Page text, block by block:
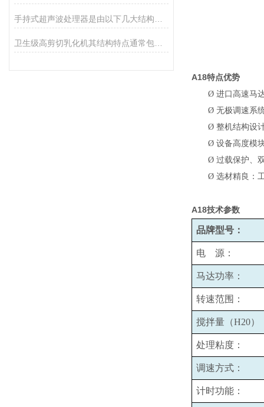
A18特点优势
Ø 进口高速马
Ø 无极调速系
Ø 整机结构设
Ø 设备高度模
Ø 过载保护、
Ø 选材精良：
A18技术参数
品牌型号：
电 源：
马达功率：
转速范围：
搅拌量（H20）
处理粘度：
调速方式：
计时功能：